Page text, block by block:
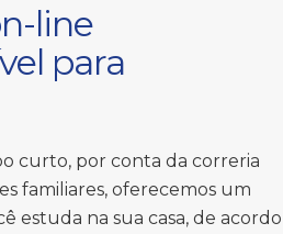
line
para
curto, por conta da correria
familiares, oferecemos um
estuda na sua casa, de acordo